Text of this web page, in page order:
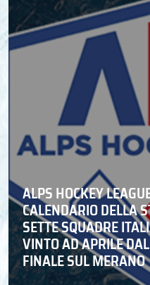
ALPS HOCKEY
CALENDARIO DELLA
SETTE SQUADRE
VINTO AD APRILE
FINALE SUL MERANO